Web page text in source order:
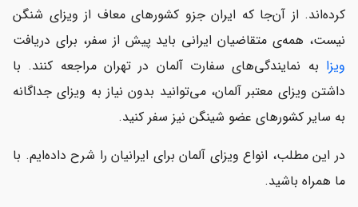
ویزامتریک آلمان چیست و چه وظیفه‌ای دارد؟
نکات طلایی برای موفقیت در دریافت ویزای آلمان
دریافت ویزای آلمان با پارسی کانادا
پرسش‌های متداول درباره ویزای آلمان
کرده‌اند. از آن‌جا که ایران جزو کشورهای معاف از ویزای شنگن
نیست، همه‌ی متقاضیان ایرانی باید پیش از سفر، برای دریافت
ویزا به نمایندگی‌های سفارت آلمان در تهران مراجعه کنند. با
داشتن ویزای معتبر آلمان، می‌توانید بدون نیاز به ویزای جداگانه
به سایر کشورهای عضو شینگن نیز سفر کنید.
در این مطلب، انواع ویزای آلمان برای ایرانیان را شرح داده‌ایم. با
ما همراه باشید.